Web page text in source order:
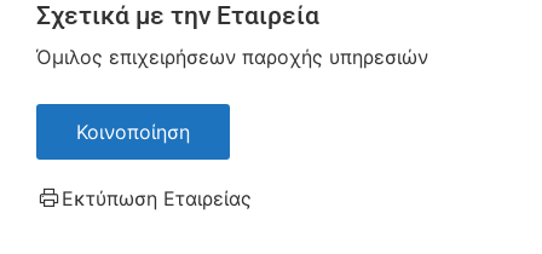
Σχετικά με την Εταιρεία
Όμιλος επιχειρήσεων παροχής υπηρεσιών
Κοινοποίηση
Εκτύπωση Εταιρείας